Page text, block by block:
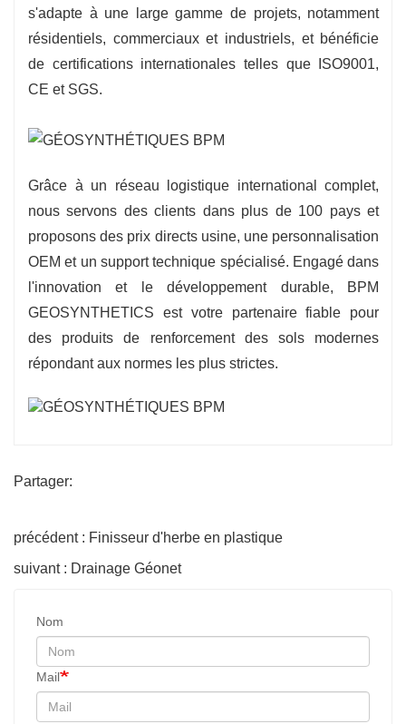
s'adapte à une large gamme de projets, notamment
résidentiels, commerciaux et industriels, et bénéficie
de certifications internationales telles que ISO9001,
CE et SGS.
Grâce à un réseau logistique international complet,
nous servons des clients dans plus de 100 pays et
proposons des prix directs usine, une personnalisation
OEM et un support technique spécialisé. Engagé dans
l'innovation et le développement durable, BPM
GEOSYNTHETICS est votre partenaire fiable pour
des produits de renforcement des sols modernes
répondant aux normes les plus strictes.
Partager:
précédent : Finisseur d'herbe en plastique
suivant : Drainage Géonet
Nom
Mail